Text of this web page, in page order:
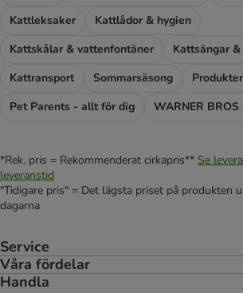
Kattleksaker
Kattlådor & hygien
Kattskålar & vattenfontäner
Kattsängar
Kattransport
Sommarsäsong
Pet Parents - allt för dig
WARNER BROS
*Rek. pris = Rekommenderat cirkapris** Se
leveranstid
"Tidigare pris" = Det lägsta priset på produkten
dagarna
Service
Våra fördelar
Handla